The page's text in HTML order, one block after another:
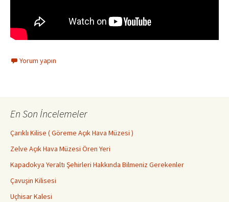
Yorum yapın
En Son İncelemeler
Çarıklı Kilise ( Göreme Açık Hava Müzesi )
Zelve Açık Hava Müzesi Ören Yeri
Kapadokya Yeraltı Şehirleri Hakkında Bilmeniz Gerekenler
Çavuşin Kilisesi
Uçhisar Kalesi